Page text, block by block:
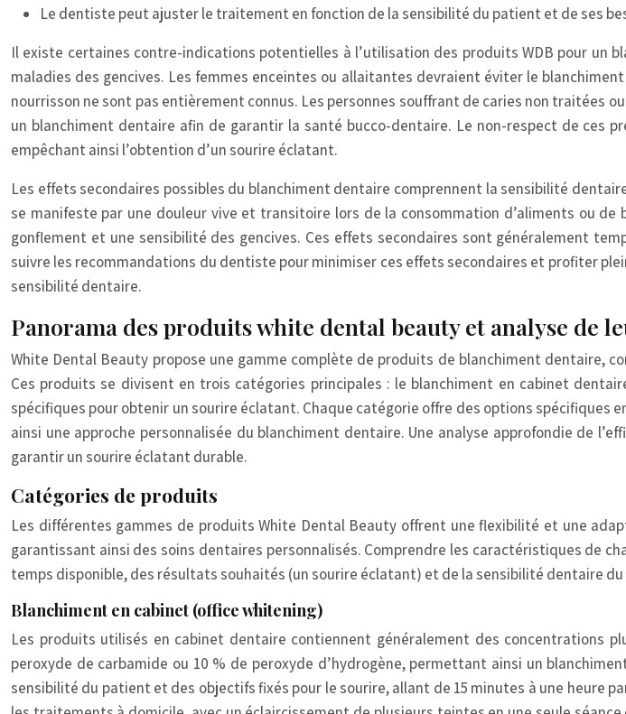
Le dentiste peut ajuster le traitement en fonction de la sensibilité du patient et de ses
Il existe certaines contre-indications potentielles à l’utilisation des produits WDB pour un
maladies des gencives. Les femmes enceintes ou allaitantes devraient éviter le
nourrisson ne sont pas entièrement connus. Les personnes souffrant de caries non traitées
un blanchiment dentaire afin de garantir la santé bucco-dentaire. Le non-respect de
empêchant ainsi l’obtention d’un sourire éclatant.
Les effets secondaires possibles du blanchiment dentaire comprennent la sensibilité
se manifeste par une douleur vive et transitoire lors de la consommation d’aliments ou
gonflement et une sensibilité des gencives. Ces effets secondaires sont généralement
suivre les recommandations du dentiste pour minimiser ces effets secondaires et profiter
sensibilité dentaire.
Panorama des produits white dental beauty et analyse de
White Dental Beauty propose une gamme complète de produits de blanchiment dentaire,
Ces produits se divisent en trois catégories principales : le blanchiment en cabinet
spécifiques pour obtenir un sourire éclatant. Chaque catégorie offre des options
ainsi une approche personnalisée du blanchiment dentaire. Une analyse approfondie de
garantir un sourire éclatant durable.
Catégories de produits
Les différentes gammes de produits White Dental Beauty offrent une flexibilité et une
garantissant ainsi des soins dentaires personnalisés. Comprendre les caractéristiques de
temps disponible, des résultats souhaités (un sourire éclatant) et de la sensibilité dentaire
Blanchiment en cabinet (office whitening)
Les produits utilisés en cabinet dentaire contiennent généralement des concentrations
peroxyde de carbamide ou 10 % de peroxyde d’hydrogène, permettant ainsi un
sensibilité du patient et des objectifs fixés pour le sourire, allant de 15 minutes à une heure